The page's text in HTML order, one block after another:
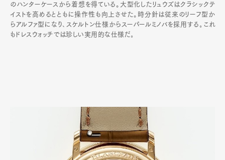
のハンターケースから着想を得ている。大型化したリュウズはクラシックテ
イストを高めるとともに操作性も向上させた。時分針は従来のリーフ型か
らアルファ型になり､スケルトン仕様からスーパールミノバを採用する｡これ
もドレスウォッチでは珍しい実用的な仕様だ｡